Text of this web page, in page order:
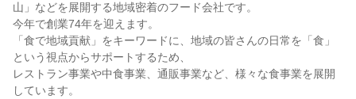
山」などを展開する地域密着のフード会社です。
今年で創業74年を迎えます。
「食で地域貢献」をキーワードに、地域の皆さんの日常を「食」
という視点からサポートするため、
レストラン事業や中食事業、通販事業など、様々な食事業を展開
しています。